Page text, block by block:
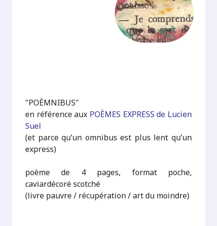
"POÈMNIBUS"
en référence aux POÈMES EXPRESS de Lucien
Suel
(et parce qu’un omnibus est plus lent qu’un
express)
poème de 4 pages, format poche,
caviardécoré scotché
(livre pauvre / récupération / art du moindre)